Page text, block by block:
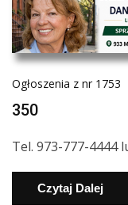
Ogłoszenia z nr 1753
350
Tel. 973-777-4444
Czytaj Dalej